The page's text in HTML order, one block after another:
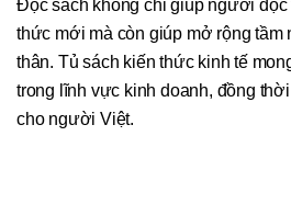
Đọc sách không chỉ giúp người
thức mới mà còn giúp mở rộng tầm
thân. Tủ sách kiến thức kinh tế
trong lĩnh vực kinh doanh, đồng
cho người Việt.